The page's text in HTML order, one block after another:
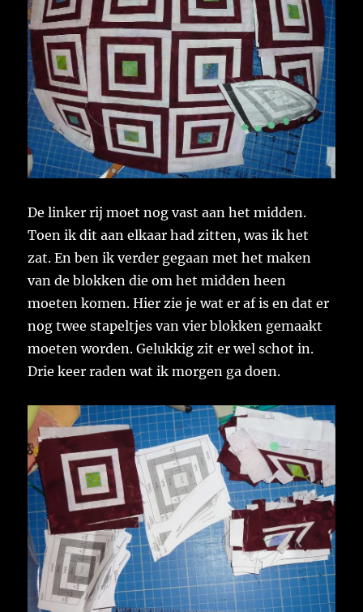
De linker rij moet nog vast aan het midden.
Toen ik dit aan elkaar had zitten, was ik het
zat. En ben ik verder gegaan met het maken
van de blokken die om het midden heen
moeten komen. Hier zie je wat er af is en dat er
nog twee stapeltjes van vier blokken gemaakt
moeten worden. Gelukkig zit er wel schot in.
Drie keer raden wat ik morgen ga doen.